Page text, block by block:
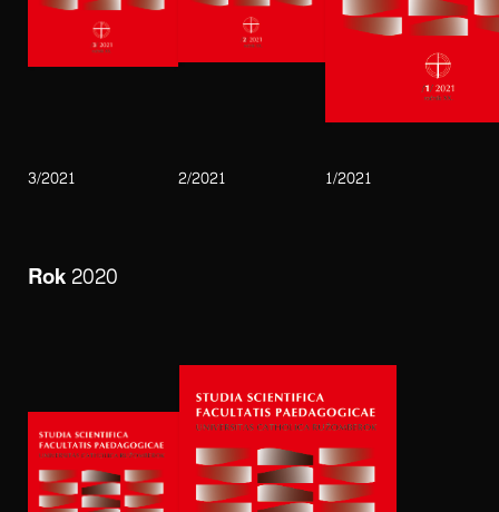
3/2021 2/2021 1/2021
Rok 2020